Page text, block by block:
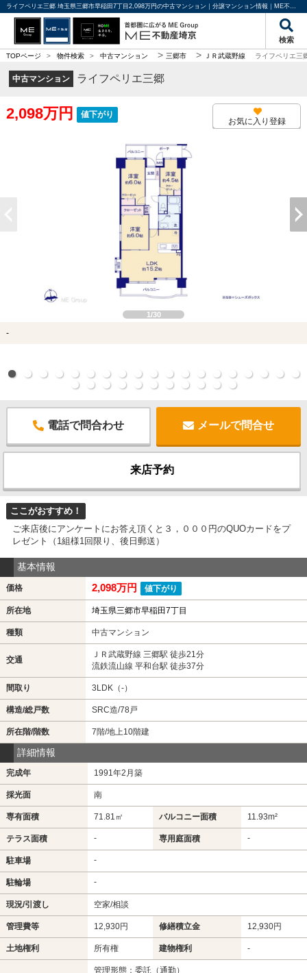
ライフペリエ三郷 埼玉県三郷市早稲田7丁目2,098万円の中古マンション｜分譲マンション情報｜ME不動産埼京
検索
TOPページ > 物件検索 > 中古マンション > 三郷市 > ＪＲ武蔵野線 ライフペリエ三
中古マンション ライフペリエ三郷
2,098万円 値下がり
お気に入り登録
1/30
-
電話で問合わせ メールで問合せ
来店予約
ここがおすすめ！
ご来店後にアンケートにお答え頂くと３，０００円のQUOカードをプ
レゼント（1組様1回限り、後日郵送）
基本情報
価格 2,098万円 値下がり
所在地 埼玉県三郷市早稲田7丁目
種類 中古マンション
交通
ＪＲ武蔵野線 三郷駅 徒歩21分
流鉄流山線 平和台駅 徒歩37分
間取り 3LDK（-）
構造/総戸数 SRC造/78戸
所在階/階数 7階/地上10階建
詳細情報
完成年 1991年2月築
採光面 南
専有面積 71.81㎡ バルコニー面積 11.93m²
テラス面積 - 専用庭面積 -
駐車場 -
駐輪場 -
現況/引渡し 空家/相談
管理費等 12,930円 修繕積立金 12,930円
土地権利 所有権 建物権利 -
管理形態：委託（通勤）